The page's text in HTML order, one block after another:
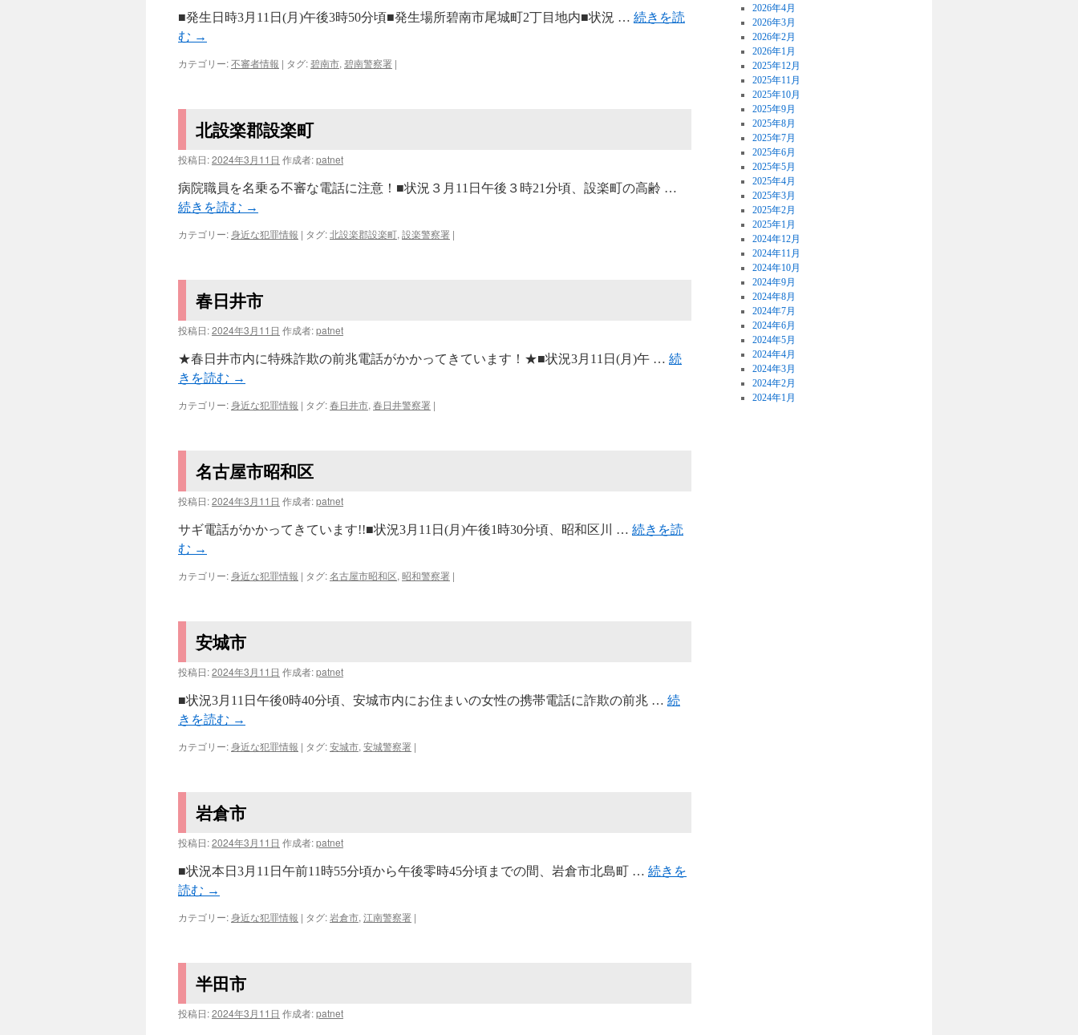
■発生日時3月11日(月)午後3時50分頃■発生場所碧南市尾城町2丁目地内■状況 … 続きを読
む →
カテゴリー:不審者情報 | タグ:碧南市, 碧南警察署 |
北設楽郡設楽町
投稿日:2024年3月11日 作成者:patnet
病院職員を名乗る不審な電話に注意！■状況３月11日午後３時21分頃、設楽町の高齢 …
続きを読む →
カテゴリー:身近な犯罪情報 | タグ:北設楽郡設楽町, 設楽警察署 |
春日井市
投稿日:2024年3月11日 作成者:patnet
★春日井市内に特殊詐欺の前兆電話がかかってきています！★■状況3月11日(月)午 … 続
きを読む →
カテゴリー:身近な犯罪情報 | タグ:春日井市, 春日井警察署 |
名古屋市昭和区
投稿日:2024年3月11日 作成者:patnet
サギ電話がかかってきています!!■状況3月11日(月)午後1時30分頃、昭和区川 … 続きを読
む →
カテゴリー:身近な犯罪情報 | タグ:名古屋市昭和区, 昭和警察署 |
安城市
投稿日:2024年3月11日 作成者:patnet
■状況3月11日午後0時40分頃、安城市内にお住まいの女性の携帯電話に詐欺の前兆 … 続
きを読む →
カテゴリー:身近な犯罪情報 | タグ:安城市, 安城警察署 |
岩倉市
投稿日:2024年3月11日 作成者:patnet
■状況本日3月11日午前11時55分頃から午後零時45分頃までの間、岩倉市北島町 … 続きを
読む →
カテゴリー:身近な犯罪情報 | タグ:岩倉市, 江南警察署 |
半田市
投稿日:2024年3月11日 作成者:patnet
2026年4月
2026年3月
2026年2月
2026年1月
2025年12月
2025年11月
2025年10月
2025年9月
2025年8月
2025年7月
2025年6月
2025年5月
2025年4月
2025年3月
2025年2月
2025年1月
2024年12月
2024年11月
2024年10月
2024年9月
2024年8月
2024年7月
2024年6月
2024年5月
2024年4月
2024年3月
2024年2月
2024年1月